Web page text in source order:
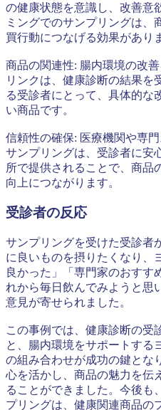
の健康状態を意識し、改善意
ミングでのサンプリングは、
買行動につなげる効果があり
商品の関連性: 腸内環境の改
リンクは、健康診断の結果を
る受診者にとって、具体的な
い商品です。
信頼性の確保: 医療機関や専
サンプリングは、受診者に安
所で提供されることで、商品
向上につながります。
受診者の反応
サンプリングを受けた受診者
に良いものを摂りたくなり、
良かった」「専門家のおすす
れから毎日飲んでみようと思
意見が寄せられました。
この事例では、健康診断の受
と、腸内環境をサポートする
の組み合わせが成功の鍵とな
心を活かし、商品の魅力を伝
ることができました。今後も
プリングは、健康関連商品の